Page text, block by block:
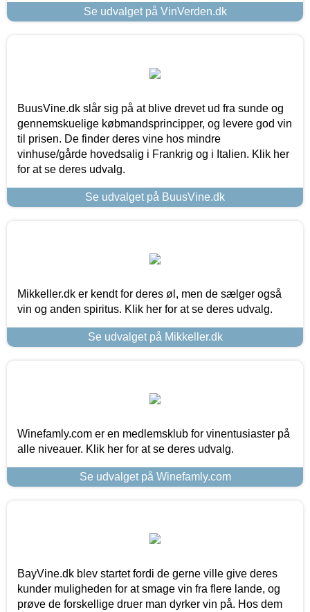
Se udvalget på VinVerden.dk
BuusVine.dk slår sig på at blive drevet ud fra sunde og
gennemskuelige købmandsprincipper, og levere god vin
til prisen. De finder deres vine hos mindre
vinhuse/gårde hovedsalig i Frankrig og i Italien. Klik her
for at se deres udvalg.
Se udvalget på BuusVine.dk
Mikkeller.dk er kendt for deres øl, men de sælger også
vin og anden spiritus. Klik her for at se deres udvalg.
Se udvalget på Mikkeller.dk
Winefamly.com er en medlemsklub for vinentusiaster på
alle niveauer. Klik her for at se deres udvalg.
Se udvalget på Winefamly.com
BayVine.dk blev startet fordi de gerne ville give deres
kunder muligheden for at smage vin fra flere lande, og
prøve de forskellige druer man dyrker vin på. Hos dem